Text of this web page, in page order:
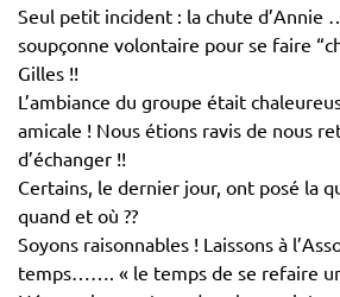
Seul petit incident : la chute d’Annie
soupçonne volontaire pour se faire
Gilles !!
L’ambiance du groupe était
amicale ! Nous étions ravis de nous
d’échanger !!
Certains, le dernier jour, ont posé la
quand et où ??
Soyons raisonnables ! Laissons à
temps……. « le temps de se refaire